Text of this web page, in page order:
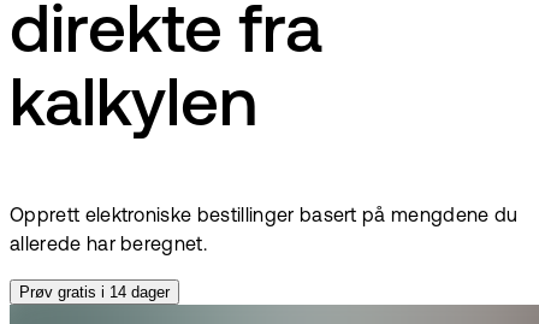
direkte fra
kalkylen
Opprett elektroniske bestillinger basert på mengdene du
allerede har beregnet.
Prøv gratis i 14 dager